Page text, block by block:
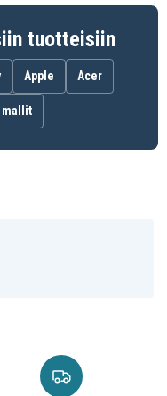
tuotteisiin
Apple Acer
mallit